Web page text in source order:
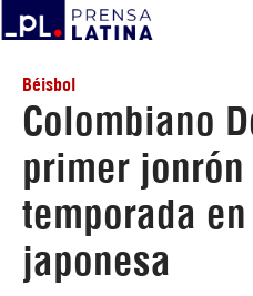
Béisbol
Colombiano
primer jonrón
temporada
japonesa